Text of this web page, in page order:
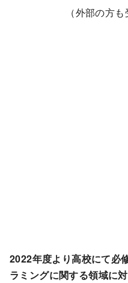
（外部の方
2022年度より高校にて必
ラミングに関する領域に